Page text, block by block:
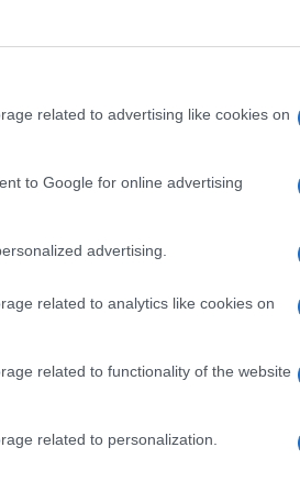
related to advertising like cookies on
to Google for online advertising
advertising.
related to analytics like cookies on
related to functionality of the website
related to personalization.